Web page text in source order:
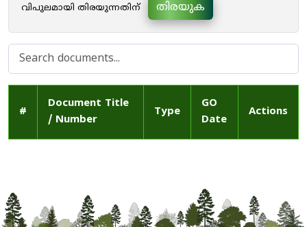
വിപുലമായി തിരയുന്നതിന്
തിരയുക
#
Document Title
/ Number
Type
GO
Date
Actions